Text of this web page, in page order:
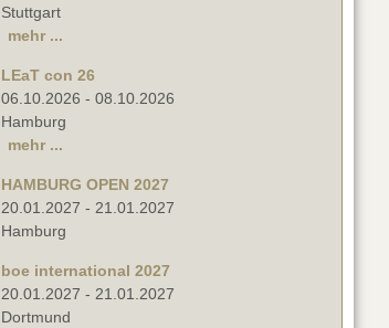
Stuttgart
mehr ...
LEaT con 26
06.10.2026 - 08.10.2026
Hamburg
mehr ...
HAMBURG OPEN 2027
20.01.2027 - 21.01.2027
Hamburg
boe international 2027
20.01.2027 - 21.01.2027
Dortmund